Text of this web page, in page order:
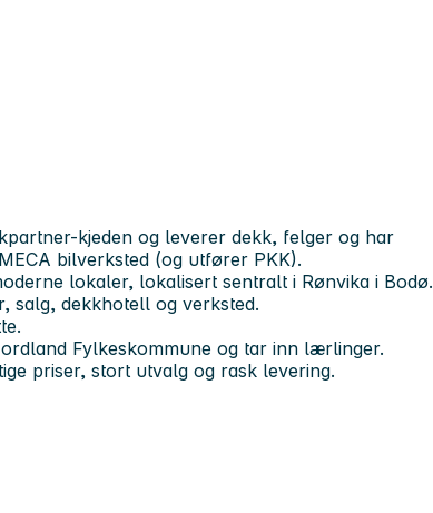
kjeden og leverer dekk, felger og har
bilverksted (og utfører PKK).
lokaler, lokalisert sentralt i Rønvika i Bodø.
salg, dekkhotell og verksted.
Fylkeskommune og tar inn lærlinger.
priser, stort utvalg og rask levering.